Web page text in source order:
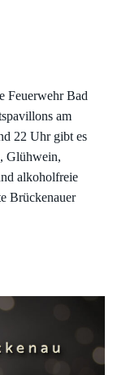
Feuerwehr Bad
am
22 Uhr gibt es
Glühwein,
alkoholfreie
Brückenauer